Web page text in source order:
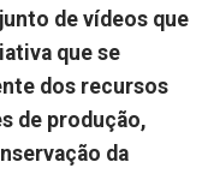
de vídeos que
que se
dos recursos
de produção,
da